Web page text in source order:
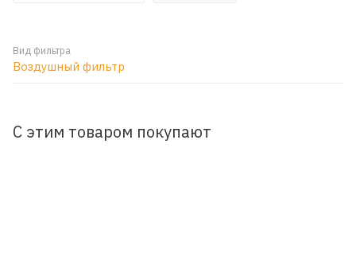
Вид фильтра
Воздушный фильтр
С этим товаром покупают